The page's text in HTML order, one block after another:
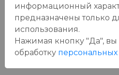
Отзывы:
информационный
предназначены только
использования.
Нажимая кнопку "Да", вы
обработку